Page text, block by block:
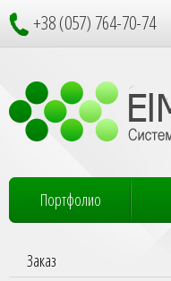
+38 (057) 764-70-74
Портфолио
Заказ